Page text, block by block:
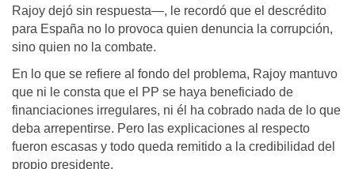
Rajoy dejó sin respuesta—, le recordó que el descrédito
para España no lo provoca quien denuncia la corrupción,
sino quien no la combate.
En lo que se refiere al fondo del problema, Rajoy mantuvo
que ni le consta que el PP se haya beneficiado de
financiaciones irregulares, ni él ha cobrado nada de lo que
deba arrepentirse. Pero las explicaciones al respecto
fueron escasas y todo queda remitido a la credibilidad del
propio presidente.